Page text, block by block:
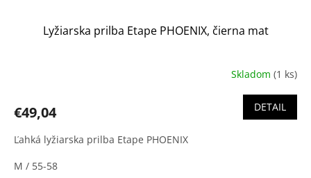
Lyžiarska prilba Etape PHOENIX, čierna mat
Skladom (1 ks)
€49,04 DETAIL
Ľahká lyžiarska prilba Etape PHOENIX
M / 55-58